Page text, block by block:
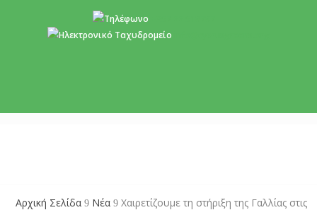
Αρχική Σελίδα 9 Νέα 9 Χαιρετίζουμε τη στήριξη της Γαλλίας στις